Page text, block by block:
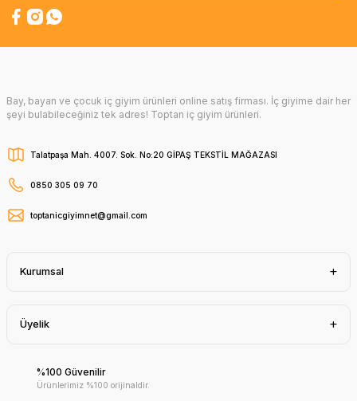
Bay, bayan ve çocuk iç giyim ürünleri online satış firması. İç giyime dair her
şeyi bulabileceğiniz tek adres! Toptan iç giyim ürünleri.
Talatpaşa Mah. 4007. Sok. No:20 GİPAŞ TEKSTİL MAĞAZASI
0850 305 09 70
toptanicgiyimnet@gmail.com
Kurumsal
Üyelik
%100 Güvenilir
Ürünlerimiz %100 orijinaldir.